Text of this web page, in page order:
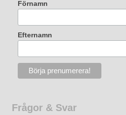
Förnamn
Efternamn
Frågor & Svar